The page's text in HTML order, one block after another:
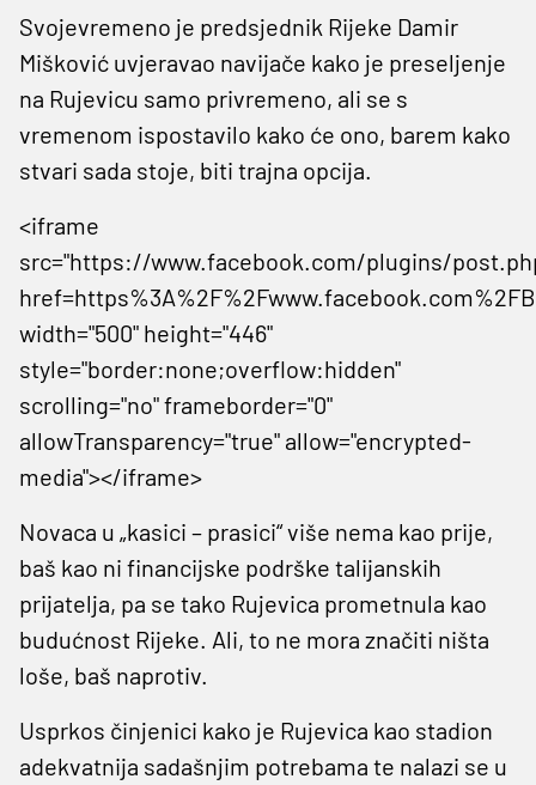
Svojevremeno je predsjednik Rijeke Damir
Mišković uvjeravao navijače kako je preseljenje
na Rujevicu samo privremeno, ali se s
vremenom ispostavilo kako će ono, barem kako
stvari sada stoje, biti trajna opcija.
<iframe
src="https://www.facebook.com/plugins/
width="500" height="446"
style="border:none;overflow:hidden"
scrolling="no" frameborder="0"
allowTransparency="true" allow="encrypted-
media"></iframe>
Novaca u „kasici – prasici“ više nema kao prije,
baš kao ni financijske podrške talijanskih
prijatelja, pa se tako Rujevica prometnula kao
budućnost Rijeke. Ali, to ne mora značiti ništa
loše, baš naprotiv.
Usprkos činjenici kako je Rujevica kao stadion
adekvatnija sadašnjim potrebama te nalazi se u